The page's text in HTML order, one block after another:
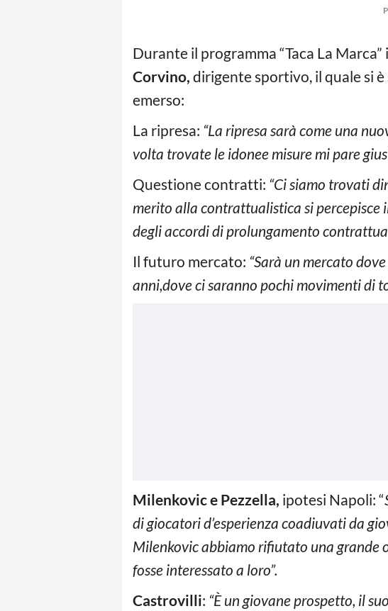
Durante il programma “Taca La
Corvino, dirigente sportivo, il quale si
emerso:
La ripresa: “La ripresa sarà come una
volta trovate le idonee misure mi pare
Questione contratti: “Ci siamo trovati
merito alla contrattualistica si percepisce
degli accordi di prolungamento
Il futuro mercato: “Sarà un mercato
anni,dove ci saranno pochi movimenti di
Milenkovic e Pezzella, ipotesi Napoli: “
di giocatori d’esperienza coadiuvati da
Milenkovic abbiamo rifiutato una grande
fosse interessato a loro”.
Castrovilli: “È un giovane prospetto, il